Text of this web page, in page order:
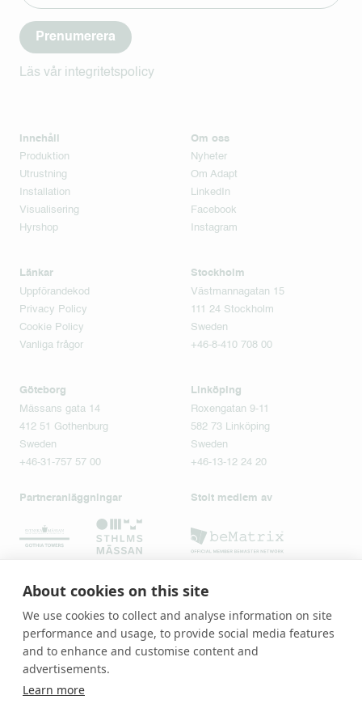
Prenumerera
Läs vår integritetspolicy
Innehåll
Produktion
Utrustning
Installation
Visualisering
Hyrshop
Om oss
Nyheter
Om Adapt
LinkedIn
Facebook
Instagram
Länkar
Uppförandekod
Privacy Policy
Cookie Policy
Vanliga frågor
Stockholm
Västmannagatan 15
111 24 Stockholm
Sweden
+46-8-410 708 00
Göteborg
Mässans gata 14
412 51 Gothenburg
Sweden
+46-31-757 57 00
Linköping
Roxengatan 9-11
582 73 Linköping
Sweden
+46-13-12 24 20
Partneranläggningar Stolt medlem av
About cookies on this site
We use cookies to collect and analyse information on site
performance and usage, to provide social media features
and to enhance and customise content and
advertisements.
Learn more